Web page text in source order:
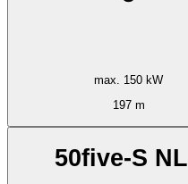
max. 150 kW
197 m
50five-S NL